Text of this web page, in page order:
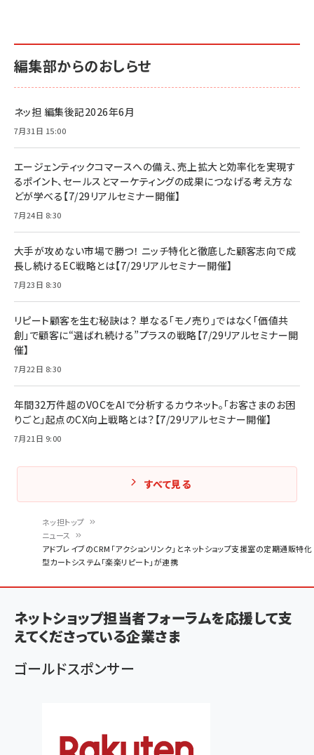
く
ず
ネッ担トップ
ニュース
アドブレイブのCRM「アクションリンク」とネットショップ支援室の定期通販特化
型カートシステム「楽楽リピート」が連携
編集部からのおしらせ
ネッ担 編集後記2026年6月
7月31日 15:00
エージェンティックコマースへの備え、売上拡大と効率化を実現す
るポイント、セールスとマーケティングの成果につなげる考え方な
どが学べる【7/29リアルセミナー開催】
7月24日 8:30
大手が攻めない市場で勝つ！ ニッチ特化と徹底した顧客志向で成
長し続けるEC戦略とは【7/29リアルセミナー開催】
7月23日 8:30
リピート顧客を生む秘訣は？ 単なる「モノ売り」ではなく「価値共
創」で顧客に“選ばれ続ける”プラスの戦略【7/29リアルセミナー開
催】
7月22日 8:30
年間32万件超のVOCをAIで分析するカウネット。「お客さまのお困
りごと」起点のCX向上戦略とは？【7/29リアルセミナー開催】
7月21日 9:00
すべて見る
ネットショップ担当者フォーラムを応援して支
えてくださっている企業さま
ゴールドスポンサー